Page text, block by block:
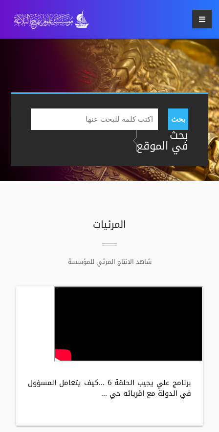
بحث
بحث
في الموقع
المرئيات
شاهد الانتاج المرئي للمؤسسة
برنامج علي يجيب الحلقة 6 ...كيف يتعامل المسؤول
في الدولة مع اقربائه حي ...